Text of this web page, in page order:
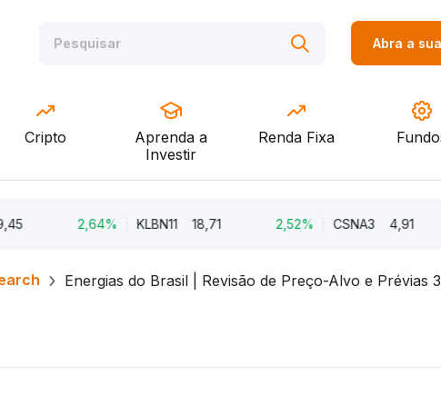
Abra a
Cripto
Aprenda a
Investir
Renda Fixa
KLBN11 18,71 CSNA3 4,91
Energias do Brasil | Revisão de Preço-Alvo e Prévias